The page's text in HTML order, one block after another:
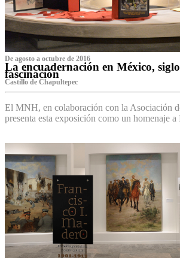
De agosto a octubre de 2016
La encuadernación en México,
fascinación
Castillo de Chapultepec
El MNH, en colaboración con la Asociación
presenta esta exposición como un homenaje